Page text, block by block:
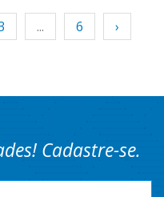
... 6 ›
Cadastre-se.